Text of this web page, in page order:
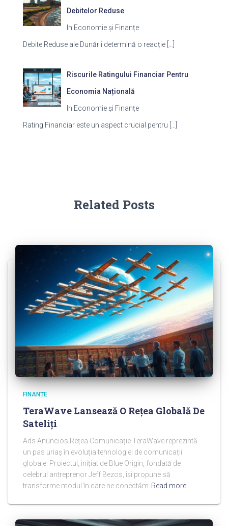
Debitelor Reduse
In Economie și Finanțe
Debite Reduse ale Dunării determină o reacție
Riscurile Ratingului Financiar Pentru
Economia Națională
In Economie și Finanțe
Rating Financiar este un aspect crucial pentru
Related Posts
FINANȚE
TeraWave Lansează O Rețea Globală De
Sateliți
Ads Anúncios Rețea Comunicație TeraWave reprezintă
un pas uriaș în evoluția tehnologiei de comunicații
globale. Proiectul, inițiat de Blue Origin, fondată de
celebrul antreprenor Jeff Bezos, își propune să
transforme modul în care ne conectăm Read more…